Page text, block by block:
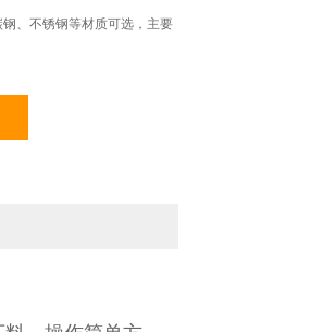
、不锈钢等材质可选，主要